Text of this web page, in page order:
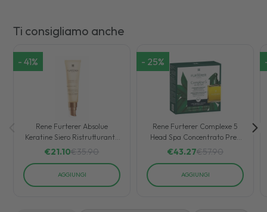
Ti consigliamo anche
- 41%
Rene Furterer Absolue
Keratine Siero Ristrutturante
Estremo 30 ml
€21.10€35.90
AGGIUNGI
- 25%
Rene Furterer Complexe 5
Head Spa Concentrato Pre-
Shampoo Stimolante 50 ml
€43.27€57.90
AGGIUNGI